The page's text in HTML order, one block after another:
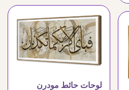
لوحات حائط مودرن